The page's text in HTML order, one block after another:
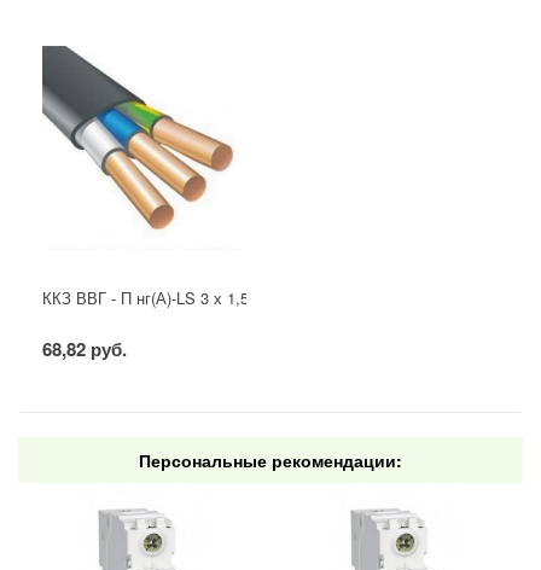
ККЗ ВВГ - П нг(А)-LS 3 х 1,5 ГОСТ
68,82 руб.
Персональные рекомендации: